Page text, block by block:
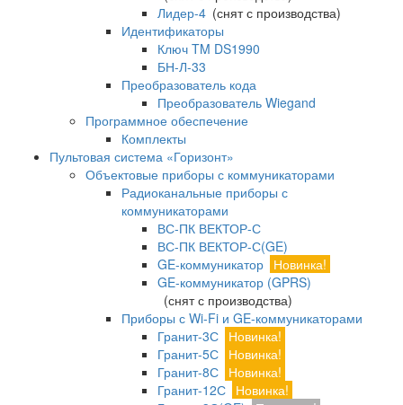
Лидер-4 (снят с производства)
Идентификаторы
Ключ TM DS1990
БН-Л-33
Преобразователь кода
Преобразователь Wiegand
Программное обеспечение
Комплекты
Пультовая система «Горизонт»
Объектовые приборы с коммуникаторами
Радиоканальные приборы с
коммуникаторами
ВС-ПК ВЕКТОР-С
ВС-ПК ВЕКТОР-С(GE)
GE-коммуникатор Новинка!
GE-коммуникатор (GPRS)
(снят с производства)
Приборы с Wi-Fi и GE-коммуникаторами
Гранит-3С Новинка!
Гранит-5С Новинка!
Гранит-8С Новинка!
Гранит-12С Новинка!